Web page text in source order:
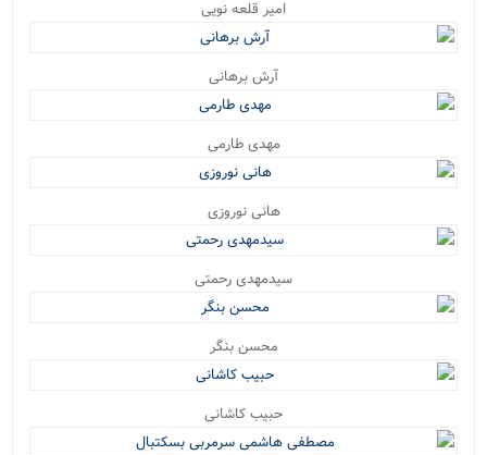
امیر قلعه نویی
آرش برهانی
مهدی طارمی
هانی نوروزی
سیدمهدی رحمتی
محسن بنگر
حبیب کاشانی